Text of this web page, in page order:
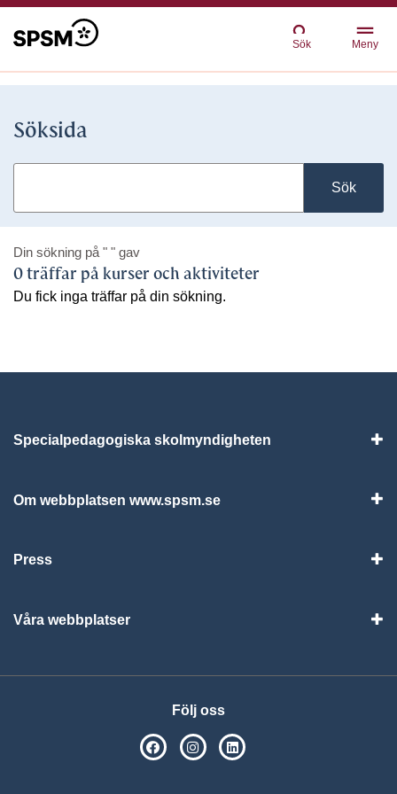
Sök Meny
Söksida
Sök
Din sökning på " " gav
0 träffar på kurser och aktiviteter
Du fick inga träffar på din sökning.
Specialpedagogiska skolmyndigheten
Om webbplatsen www.spsm.se
Press
Våra webbplatser
Följ oss
SPSM på Facebook
SPSM på Instagram